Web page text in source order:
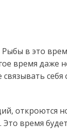
в это
время даже
себя
откроются
время